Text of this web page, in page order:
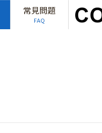
常見問題
FAQ